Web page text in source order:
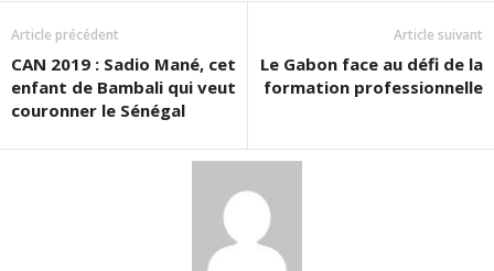
Article précédent
CAN 2019 : Sadio Mané, cet
enfant de Bambali qui veut
couronner le Sénégal
Article suivant
Le Gabon face au défi de la
formation professionnelle